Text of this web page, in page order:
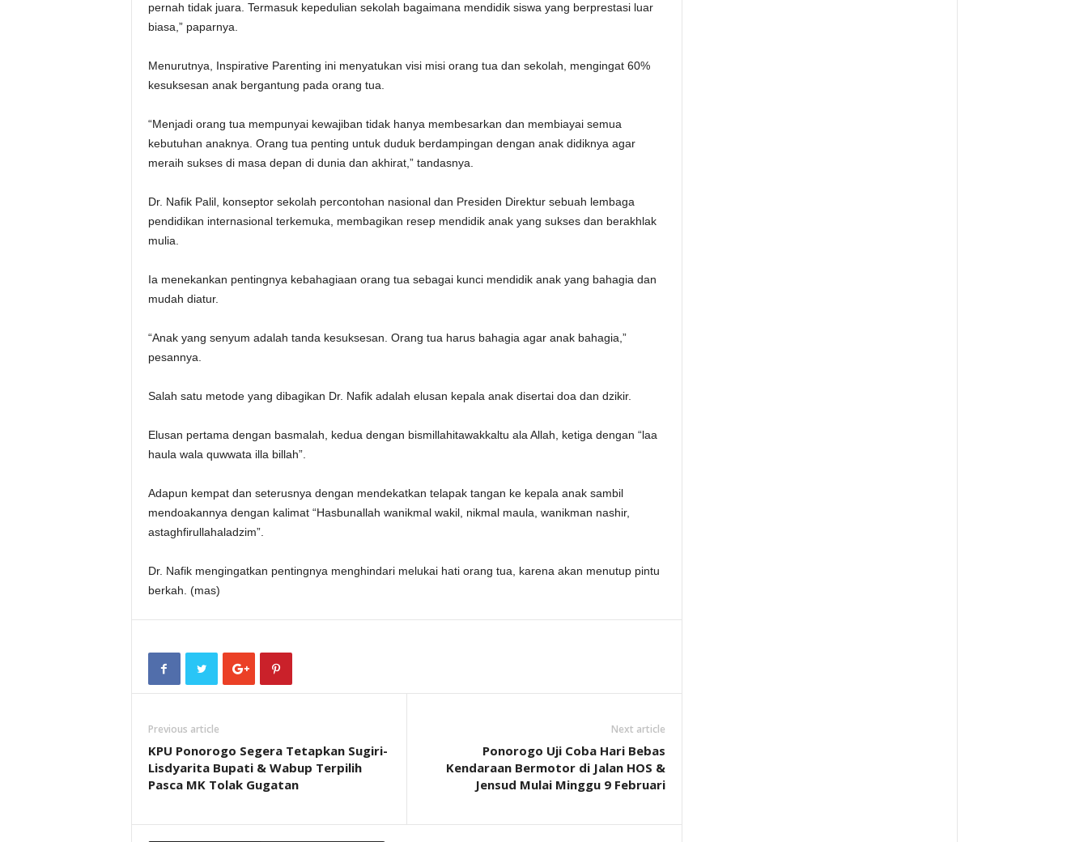
pernah tidak juara. Termasuk kepedulian sekolah bagaimana mendidik siswa yang berprestasi luar
biasa,” paparnya.
Menurutnya, Inspirative Parenting ini menyatukan visi misi orang tua dan sekolah, mengingat 60%
kesuksesan anak bergantung pada orang tua.
“Menjadi orang tua mempunyai kewajiban tidak hanya membesarkan dan membiayai semua
kebutuhan anaknya. Orang tua penting untuk duduk berdampingan dengan anak didiknya agar
meraih sukses di masa depan di dunia dan akhirat,” tandasnya.
Dr. Nafik Palil, konseptor sekolah percontohan nasional dan Presiden Direktur sebuah lembaga
pendidikan internasional terkemuka, membagikan resep mendidik anak yang sukses dan berakhlak
mulia.
Ia menekankan pentingnya kebahagiaan orang tua sebagai kunci mendidik anak yang bahagia dan
mudah diatur.
“Anak yang senyum adalah tanda kesuksesan. Orang tua harus bahagia agar anak bahagia,”
pesannya.
Salah satu metode yang dibagikan Dr. Nafik adalah elusan kepala anak disertai doa dan dzikir.
Elusan pertama dengan basmalah, kedua dengan bismillahitawakkaltu ala Allah, ketiga dengan “laa
haula wala quwwata illa billah”.
Adapun kempat dan seterusnya dengan mendekatkan telapak tangan ke kepala anak sambil
mendoakannya dengan kalimat “Hasbunallah wanikmal wakil, nikmal maula, wanikman nashir,
astaghfirullahaladzim”.
Dr. Nafik mengingatkan pentingnya menghindari melukai hati orang tua, karena akan menutup pintu
berkah. (mas)
Previous article
KPU Ponorogo Segera Tetapkan Sugiri-
Lisdyarita Bupati & Wabup Terpilih
Pasca MK Tolak Gugatan
Next article
Ponorogo Uji Coba Hari Bebas
Kendaraan Bermotor di Jalan HOS &
Jensud Mulai Minggu 9 Februari